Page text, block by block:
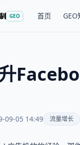
GEO 首页
09-05 14:49 流量增长